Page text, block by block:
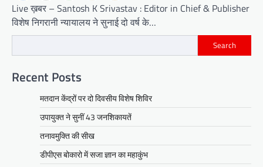
Live ख़बर – Santosh K Srivastav : Editor in Chief & Publisher
विशेष निगरानी न्यायालय ने सुनाई दो वर्ष के…
Search
Recent Posts
मतदान केंद्रों पर दो दिवसीय विशेष शिविर
उपायुक्त ने सुनीं 43 जनशिकायतें
तनावमुक्ति की सीख
डीपीएस बोकारो में सजा ज्ञान का महाकुंभ